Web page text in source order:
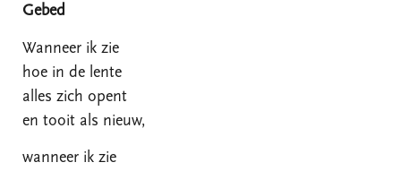
Gebed
Wanneer ik zie
hoe in de lente
alles zich opent
en tooit als nieuw,
wanneer ik zie